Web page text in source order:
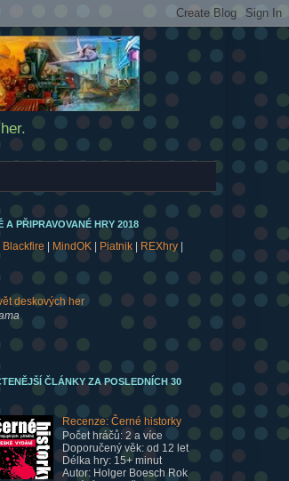
A PŘIPRAVOVANÉ HRY 2018
Blackfire MindOK Piatnik REXhry
ČLÁNKY ZA POSLEDNÍCH 30
Recenze: Černé historky
Počet hráčů: 2 a více
Doporučený věk: od 12 let
Délka hry: 15+ minut
Autor: Holger Boesch Rok